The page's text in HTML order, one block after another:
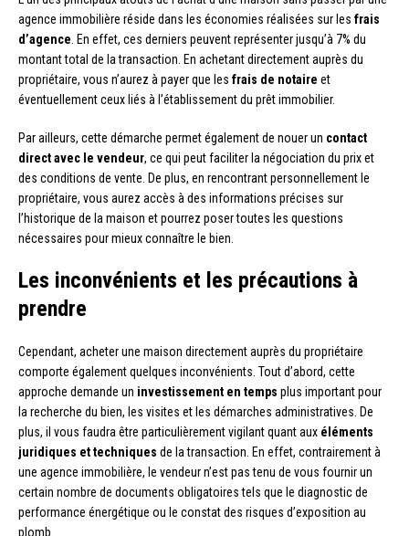
agence immobilière réside dans les économies réalisées sur les frais
d’agence . En effet, ces derniers peuvent représenter jusqu’à 7% du
montant total de la transaction. En achetant directement auprès du
propriétaire, vous n’aurez à payer que les frais de notaire et
éventuellement ceux liés à l’établissement du prêt immobilier.
Par ailleurs, cette démarche permet également de nouer un contact
direct avec le vendeur, ce qui peut faciliter la négociation du prix et
des conditions de vente. De plus, en rencontrant personnellement le
propriétaire, vous aurez accès à des informations précises sur
l’historique de la maison et pourrez poser toutes les questions
nécessaires pour mieux connaître le bien.
Les inconvénients et les précautions à
prendre
Cependant, acheter une maison directement auprès du propriétaire
comporte également quelques inconvénients. Tout d’abord, cette
approche demande un investissement en temps plus important pour
la recherche du bien, les visites et les démarches administratives. De
plus, il vous faudra être particulièrement vigilant quant aux éléments
juridiques et techniques de la transaction. En effet, contrairement à
une agence immobilière, le vendeur n’est pas tenu de vous fournir un
certain nombre de documents obligatoires tels que le diagnostic de
performance énergétique ou le constat des risques d’exposition au
plomb.